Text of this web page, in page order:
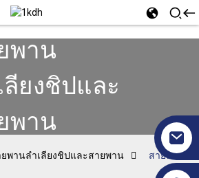
พาน
ลียงชิปและ
พาน
ยพานลำเลียงชิปและสายพาน
สายพาน